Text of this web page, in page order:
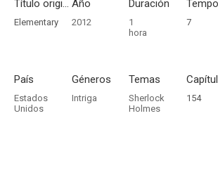
Título original
Elementary
Año
2012
Duración
1
hora
7
País
Estados
Unidos
Géneros
Intriga
Temas
Sherlock
Holmes
154